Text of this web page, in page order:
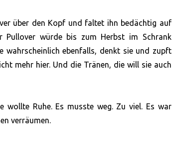
über den Kopf und faltet ihn bedächtig auf
Pullover würde bis zum Herbst im Schrank
wahrscheinlich ebenfalls, denkt sie und zupft
mehr hier. Und die Tränen, die will sie auch
wollte Ruhe. Es musste weg. Zu viel. Es war
verräumen.